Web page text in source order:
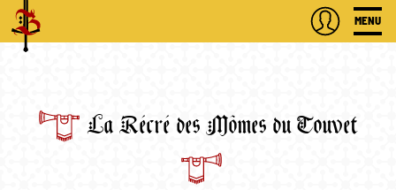
MENU
La Récré des Mômes du Touvet